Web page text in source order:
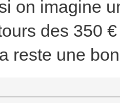
on imagine
des 350
reste une